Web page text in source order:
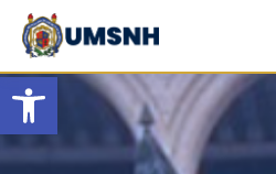
Open toolbar
Skip
content